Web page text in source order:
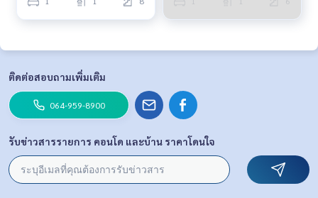
ติดต่อสอบถามเพิ่มเติม
064-959-8900
รับข่าวสารรายการ คอนโด และบ้าน ราคาโดนใจ